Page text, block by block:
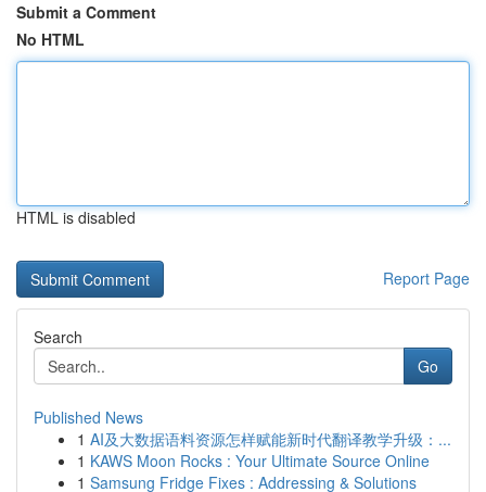
Submit a Comment
No HTML
HTML is disabled
Report Page
Search
Go
Published News
1 AI及大数据语料资源怎样赋能新时代翻译教学升级：...
1 KAWS Moon Rocks : Your Ultimate Source Online
1 Samsung Fridge Fixes : Addressing & Solutions